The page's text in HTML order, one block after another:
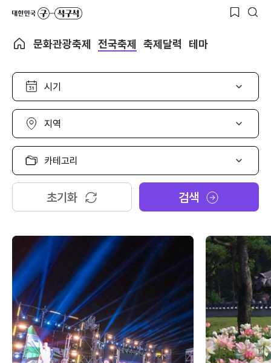
문화관광축제 전국축제 축제달력 테마
시
선
택
지
선
택
카
고
리
택
초기화 검색